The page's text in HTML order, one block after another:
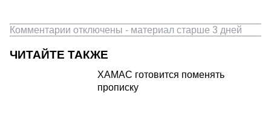
Комментарии отключены - материал старше 3 дней
ЧИТАЙТЕ ТАКЖЕ
ХАМАС готовится поменять
прописку